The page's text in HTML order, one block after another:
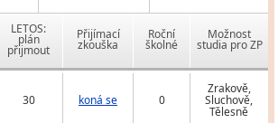
LETOS:
plán
přijmout
Přijímací
zkouška
Roční
školné
Možnost
studia pro ZP
30 koná se 0
Zrakově,
Sluchově,
Tělesně